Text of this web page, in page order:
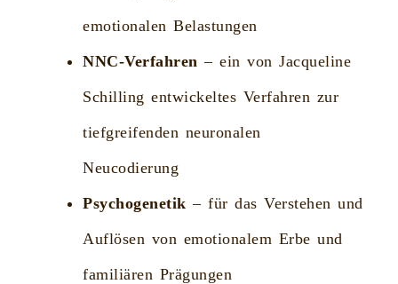
emotionalen Belastungen
NNC-Verfahren – ein von Jacqueline
Schilling entwickeltes Verfahren zur
tiefgreifenden neuronalen
Neucodierung
Psychogenetik – für das Verstehen und
Auflösen von emotionalem Erbe und
familiären Prägungen